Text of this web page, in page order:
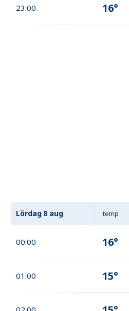
23:00 16°
Lördag 8 aug temp
00:00 16°
01:00 15°